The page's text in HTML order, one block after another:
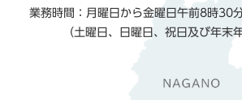
業務時間：月曜日から金曜日午前8時30
（土曜日、日曜日、祝日及び年末